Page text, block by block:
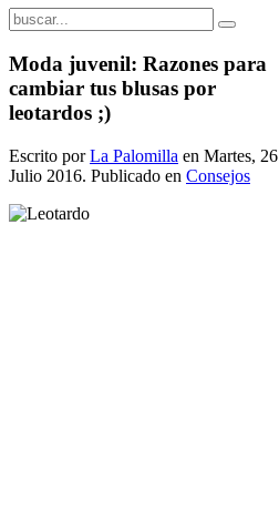
Moda juvenil: Razones para
cambiar tus blusas por
leotardos ;)
Escrito porLa Palomilla en Martes, 26
Julio 2016. Publicado en Consejos